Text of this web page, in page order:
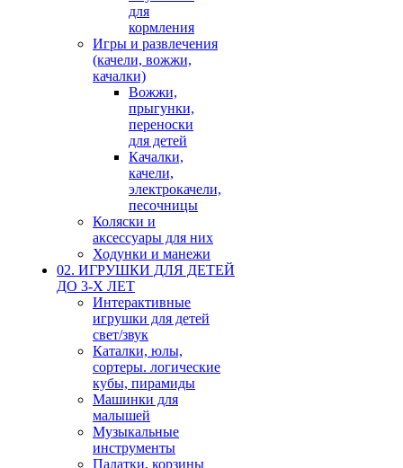
для
кормления
Игры и развлечения
(качели, вожжи,
качалки)
Вожжи,
прыгунки,
переноски
для детей
Качалки,
качели,
электрокачели,
песочницы
Коляски и
аксессуары для них
Ходунки и манежи
02. ИГРУШКИ ДЛЯ ДЕТЕЙ
ДО 3-Х ЛЕТ
Интерактивные
игрушки для детей
свет/звук
Каталки, юлы,
сортеры. логические
кубы, пирамиды
Машинки для
малышей
Музыкальные
инструменты
Палатки, корзины